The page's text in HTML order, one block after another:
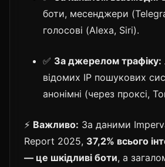
боти, месенджери
голосові (Alexa, Siri).
✅ За джерелом трафіку:
відомих IP пошукових
анонімні (через проксі,
⚡ Важливо: За даними
Report 2025, 37,2% всього
— це шкідливі боти, а